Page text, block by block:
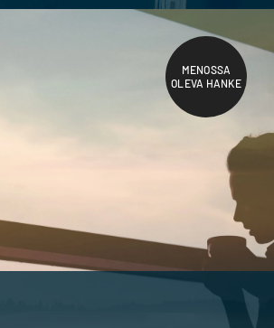
MENOSSA
OLEVA HANKE